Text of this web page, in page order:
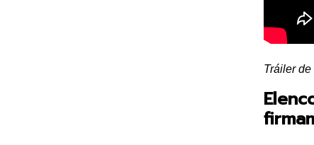
Tráiler